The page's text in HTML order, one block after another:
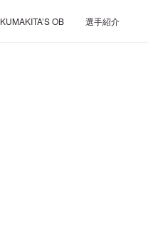
KUMAKITA’S OB 選手紹介